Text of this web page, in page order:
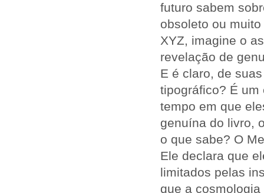
futuro sabem
obsoleto ou
XYZ, imagine o
revelação de
E é claro, de
tipográfico? É um
tempo em que
genuína do livro,
o que sabe? O
Ele declara que
limitados pelas
que a